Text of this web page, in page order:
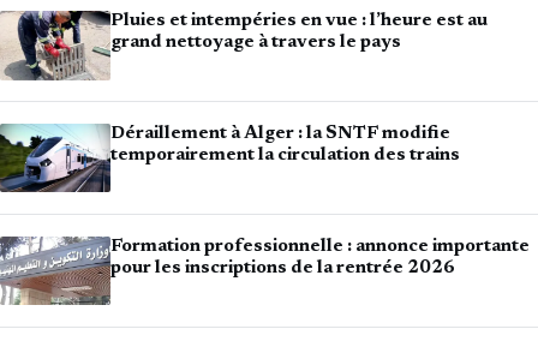
Pluies et intempéries en vue : l’heure est au
grand nettoyage à travers le pays
Déraillement à Alger : la SNTF modifie
temporairement la circulation des trains
Formation professionnelle : annonce importante
pour les inscriptions de la rentrée 2026